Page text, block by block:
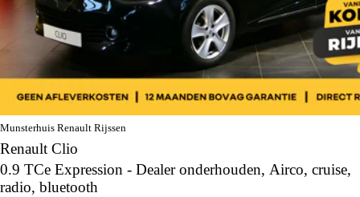
Munsterhuis Renault Rijssen
Renault Clio
0.9 TCe Expression - Dealer onderhouden, Airco, cruise,
radio, bluetooth